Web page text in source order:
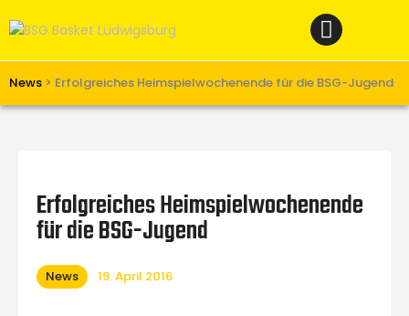
News > Erfolgreiches Heimspielwochenende für die BSG-Jugend
Verein
Unterstützen
Erfolgreiches Heimspielwochenende
für die BSG-Jugend
News 19. April 2016